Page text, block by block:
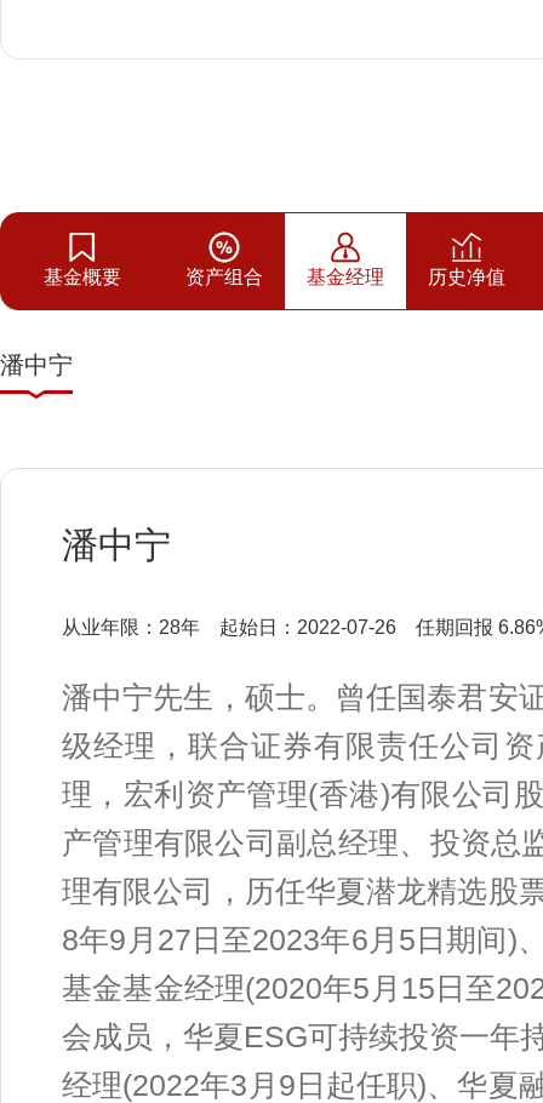
基金概要 资产组合 基金经理 历史净值
潘中宁
潘中宁
从业年限：28年 起始日：2022-07-26 任期回报
潘中宁先生，硕士。曾任国泰君安
级经理，联合证券有限责任公司
理，宏利资产管理(香港)有限公司
产管理有限公司副总经理、投资总
理有限公司，历任华夏潜龙精选股
8年9月27日至2023年6月5日期间)
基金基金经理(2020年5月15日至
会成员，华夏ESG可持续投资一年
经理(2022年3月9日起任职)、华夏